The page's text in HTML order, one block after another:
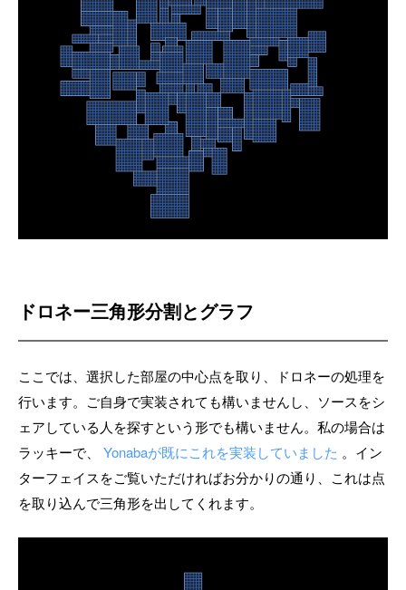
ドロネー三角形分割とグラフ
ここでは、選択した部屋の中心点を取り、ドロネーの処理を
行います。ご自身で実装されても構いませんし、ソースをシ
ェアしている人を探すという形でも構いません。私の場合は
ラッキーで、 Yonabaが既にこれを実装していました 。イン
ターフェイスをご覧いただければお分かりの通り、これは点
を取り込んで三角形を出してくれます。